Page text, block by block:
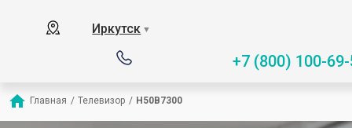
Иркутск ▼
+7 (800) 100-
Главная / Телевизор / H50B7300